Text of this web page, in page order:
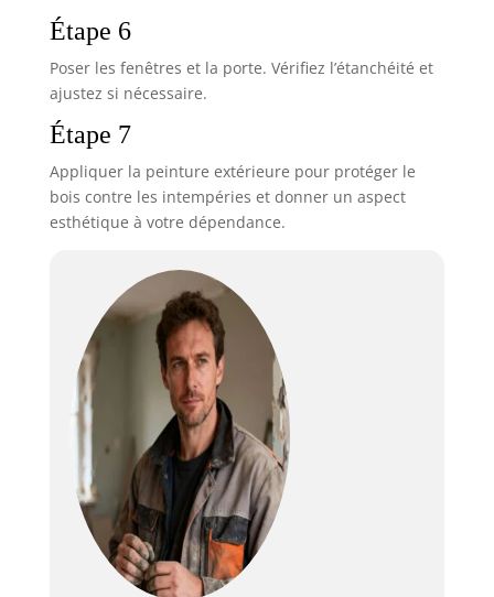
Étape 6
Poser les fenêtres et la porte. Vérifiez l’étanchéité et
ajustez si nécessaire.
Étape 7
Appliquer la peinture extérieure pour protéger le
bois contre les intempéries et donner un aspect
esthétique à votre dépendance.